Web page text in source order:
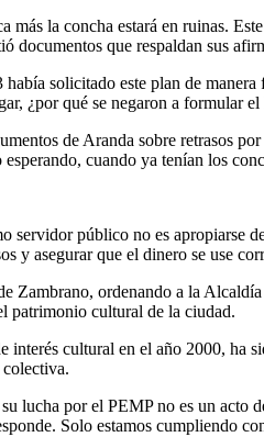
más la concha estará en ruinas.
documentos que respaldan sus
solicitado este plan de
¿por qué se negaron a formular
de Aranda sobre retrasos
cuando ya tenían los
servidor público no es apropiarse
y asegurar que el dinero se use
Zambrano, ordenando a la
patrimonio cultural de la ciudad.
interés cultural en el año 2000, ha
lucha por el PEMP no es un acto
Solo estamos cumpliendo